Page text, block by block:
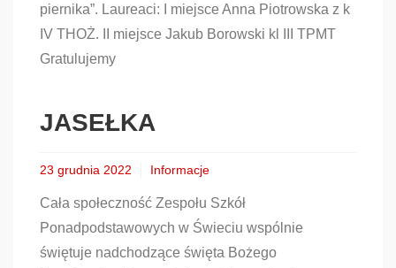
piernika”. Laureaci: I miejsce Anna Piotrowska z k
IV THOŻ. II miejsce Jakub Borowski kl III TPMT
Gratulujemy
JASEŁKA
23 grudnia 2022 Informacje
Cała społeczność Zespołu Szkół
Ponadpodstawowych w Świeciu wspólnie
świętuje nadchodzące święta Bożego